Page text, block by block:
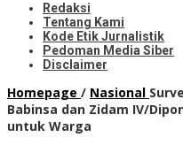
Redaksi
Tentang Kami
Kode Etik Jurnalistik
Pedoman Media Siber
Disclaimer
Homepage / Nasional
Babinsa dan Zidam IV/
untuk Warga